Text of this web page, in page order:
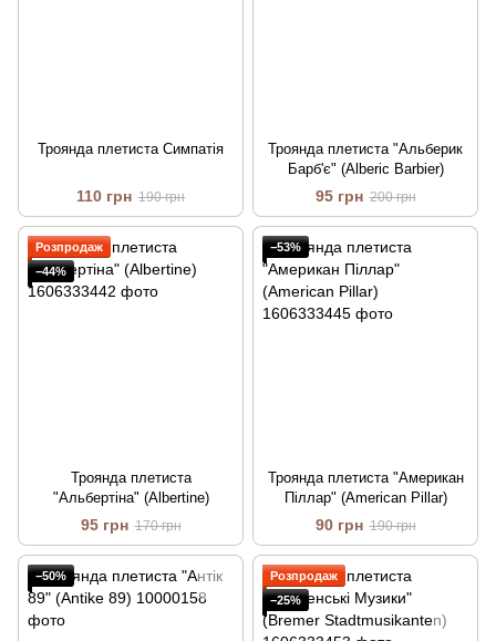
Троянда плетиста Симпатія
110 грн 190 грн
Троянда плетиста "Альберик
Барб'є" (Alberic Barbier)
95 грн 200 грн
Розпродаж
−44%
Троянда плетиста
"Альбертіна" (Albertine)
95 грн 170 грн
−53%
Троянда плетиста "Американ
Піллар" (American Pillar)
90 грн 190 грн
−50%
Розпродаж
−25%